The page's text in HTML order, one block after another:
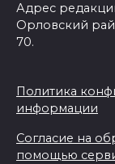
Адрес
Орловский
70.
Политика
информации
Согласие на
помощью